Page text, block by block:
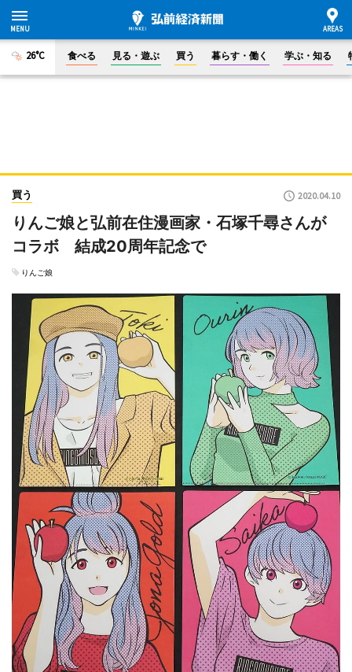
26°C 食べる 見る・遊ぶ 買う 暮らす・働く 学ぶ・知る
買う 2020.04.10
りんご娘と弘前在住漫画家・石塚千尋さんが
コラボ 結成20周年記念で
りんご娘